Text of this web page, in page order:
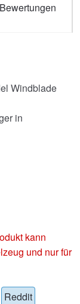
Bewertungen
Windblade
in
kann
und nur für
Reddit